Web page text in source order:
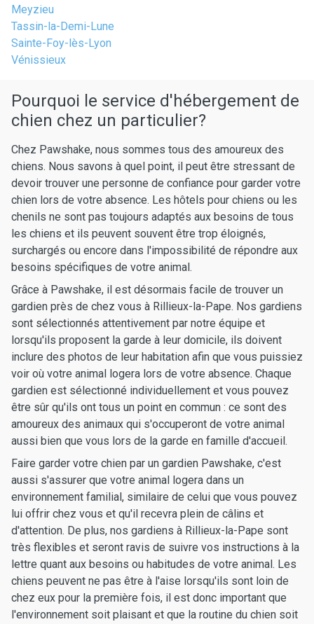
Meyzieu
Tassin-la-Demi-Lune
Sainte-Foy-lès-Lyon
Vénissieux
Pourquoi le service d'hébergement de
chien chez un particulier?
Chez Pawshake, nous sommes tous des amoureux des
chiens. Nous savons à quel point, il peut être stressant de
devoir trouver une personne de confiance pour garder votre
chien lors de votre absence. Les hôtels pour chiens ou les
chenils ne sont pas toujours adaptés aux besoins de tous
les chiens et ils peuvent souvent être trop éloignés,
surchargés ou encore dans l'impossibilité de répondre aux
besoins spécifiques de votre animal.
Grâce à Pawshake, il est désormais facile de trouver un
gardien près de chez vous à Rillieux-la-Pape. Nos gardiens
sont sélectionnés attentivement par notre équipe et
lorsqu'ils proposent la garde à leur domicile, ils doivent
inclure des photos de leur habitation afin que vous puissiez
voir où votre animal logera lors de votre absence. Chaque
gardien est sélectionné individuellement et vous pouvez
être sûr qu'ils ont tous un point en commun : ce sont des
amoureux des animaux qui s'occuperont de votre animal
aussi bien que vous lors de la garde en famille d'accueil.
Faire garder votre chien par un gardien Pawshake, c'est
aussi s'assurer que votre animal logera dans un
environnement familial, similaire de celui que vous pouvez
lui offrir chez vous et qu'il recevra plein de câlins et
d'attention. De plus, nos gardiens à Rillieux-la-Pape sont
très flexibles et seront ravis de suivre vos instructions à la
lettre quant aux besoins ou habitudes de votre animal. Les
chiens peuvent ne pas être à l'aise lorsqu'ils sont loin de
chez eux pour la première fois, il est donc important que
l'environnement soit plaisant et que la routine du chien soit